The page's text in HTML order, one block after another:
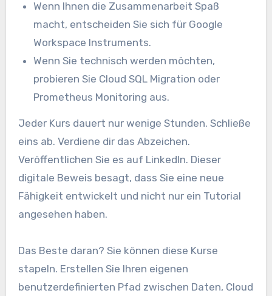
Wenn Ihnen die Zusammenarbeit Spaß
macht, entscheiden Sie sich für Google
Workspace Instruments.
Wenn Sie technisch werden möchten,
probieren Sie Cloud SQL Migration oder
Prometheus Monitoring aus.
Jeder Kurs dauert nur wenige Stunden. Schließe
eins ab. Verdiene dir das Abzeichen.
Veröffentlichen Sie es auf LinkedIn. Dieser
digitale Beweis besagt, dass Sie eine neue
Fähigkeit entwickelt und nicht nur ein Tutorial
angesehen haben.
Das Beste daran? Sie können diese Kurse
stapeln. Erstellen Sie Ihren eigenen
benutzerdefinierten Pfad zwischen Daten, Cloud